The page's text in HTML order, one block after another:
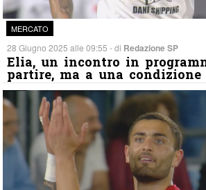
MERCATO
28 Giugno 2025 alle 09:55 - di Redazione SP
Elia, un incontro in
partire, ma a una condizione